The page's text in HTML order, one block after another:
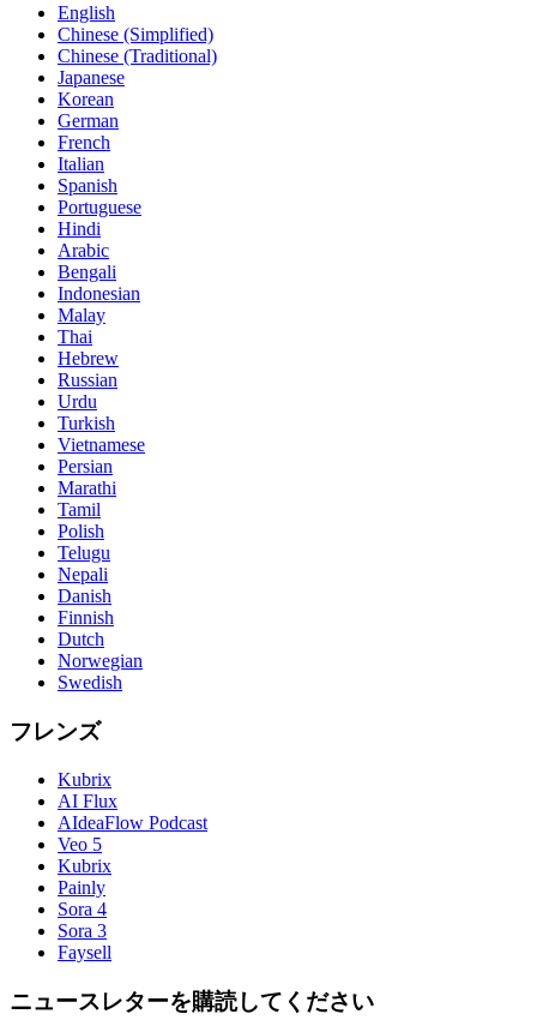
English
Chinese (Simplified)
Chinese (Traditional)
Japanese
Korean
German
French
Italian
Spanish
Portuguese
Hindi
Arabic
Bengali
Indonesian
Malay
Thai
Hebrew
Russian
Urdu
Turkish
Vietnamese
Persian
Marathi
Tamil
Polish
Telugu
Nepali
Danish
Finnish
Dutch
Norwegian
Swedish
フレンズ
Kubrix
AI Flux
AIdeaFlow Podcast
Veo 5
Kubrix
Painly
Sora 4
Sora 3
Faysell
ニュースレターを購読してください